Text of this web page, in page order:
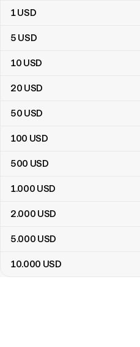
Umrechnungstabelle US-Dollar
1USD
5 USD
10 USD
20 USD
50 USD
100 USD
500 USD
1.000 USD
2.000 USD
5.000 USD
10.000 USD